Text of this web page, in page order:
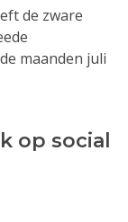
de zware
maanden juli
op social